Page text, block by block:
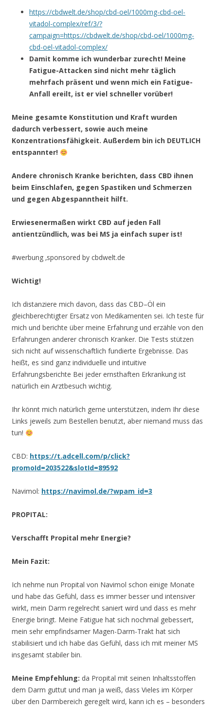
https://cbdwelt.de/shop/cbd-oel/1000mg-cbd-oel-
vitadol-complex/ref/3/?
campaign=https://cbdwelt.de/shop/cbd-oel/1000mg-
cbd-oel-vitadol-complex/
Damit komme ich wunderbar zurecht! Meine
Fatigue-Attacken sind nicht mehr täglich
mehrfach präsent und wenn mich ein Fatigue-
Anfall ereilt, ist er viel schneller vorüber!
Meine gesamte Konstitution und Kraft wurden
dadurch verbessert, sowie auch meine
Konzentrationsfähigkeit. Außerdem bin ich DEUTLICH
entspannter!
Andere chronisch Kranke berichten, dass CBD ihnen
beim Einschlafen, gegen Spastiken und Schmerzen
und gegen Abgespanntheit hilft.
Erwiesenermaßen wirkt CBD auf jeden Fall
antientzündlich, was bei MS ja einfach super ist!
#werbung ‚sponsored by cbdwelt.de
Wichtig!
Ich distanziere mich davon, dass das CBD–Öl ein
gleichberechtigter Ersatz von Medikamenten sei. Ich teste für
mich und berichte über meine Erfahrung und erzähle von den
Erfahrungen anderer chronisch Kranker. Die Tests stützen
sich nicht auf wissenschaftlich fundierte Ergebnisse. Das
heißt, es sind ganz individuelle und intuitive
Erfahrungsberichte Bei jeder ernsthaften Erkrankung ist
natürlich ein Arztbesuch wichtig.
Ihr könnt mich natürlich gerne unterstützen, indem Ihr diese
Links jeweils zum Bestellen benutzt, aber niemand muss das
tun!
CBD: https://t.adcell.com/p/click?
promoId=203522&slotId=89592
Navimol: https://navimol.de/?wpam_id=3
PROPITAL:
Verschafft Propital mehr Energie?
Mein Fazit:
Ich nehme nun Propital von Navimol schon einige Monate
und habe das Gefühl, dass es immer besser und intensiver
wirkt, mein Darm regelrecht saniert wird und dass es mehr
Energie bringt. Meine Fatigue hat sich nochmal gebessert,
mein sehr empfindsamer Magen-Darm-Trakt hat sich
stabilisiert und ich habe das Gefühl, dass ich mit meiner MS
insgesamt stabiler bin.
Meine Empfehlung: da Propital mit seinen Inhaltsstoffen
dem Darm guttut und man ja weiß, dass Vieles im Körper
über den Darmbereich geregelt wird, kann ich es – besonders